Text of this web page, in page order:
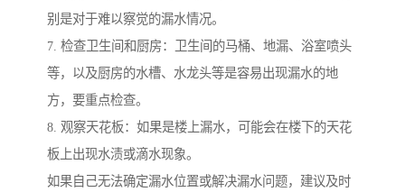
别是对于难以察觉的漏水情况。
7. 检查卫生间和厨房：卫生间的马桶、地漏、浴室喷头
等，以及厨房的水槽、水龙头等是容易出现漏水的地
方，要重点检查。
8. 观察天花板：如果是楼上漏水，可能会在楼下的天花
板上出现水渍或滴水现象。
如果自己无法确定漏水位置或解决漏水问题，建议及时